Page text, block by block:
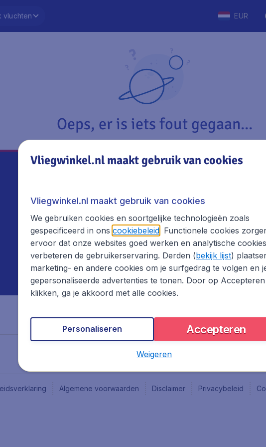
vluchten EUR
Oeps, er is iets fout gegaan...
Over Vliegwinkel.nl
Reisgids
Algemene voorwaarden Disclaimer Privacybeleid
Vliegwinkel.nl maakt gebruik van cookies
Vliegwinkel.nl maakt gebruik van cookies
We gebruiken cookies en soortgelijke technologieën zoals
gespecificeerd in ons cookiebeleid. Functionele cookies
ervoor dat onze websites goed werken en analytische cookies
verbeteren de gebruikerservaring. Derden (bekijk lijst)
marketing- en andere cookies om je surfgedrag te volgen en
gepersonaliseerde advertenties te tonen. Door op
klikken, ga je akkoord met alle cookies.
Accepteren
Personaliseren
Weigeren